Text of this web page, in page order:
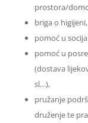
prostora/
briga o higijeni,
pomoć u
pomoć u
(dostava
sl…),
pružanje
druženje te